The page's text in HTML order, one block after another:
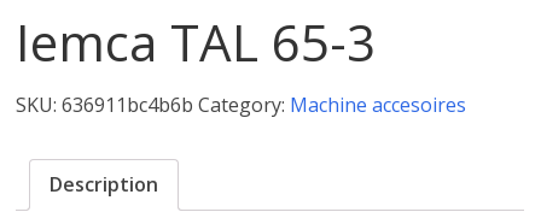
Iemca TAL 65-3
SKU:636911bc4b6b Category: Machine accesoires
Description